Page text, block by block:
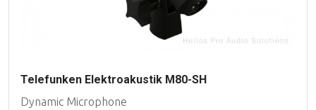
Telefunken Elektroakustik M80-SH
Dynamic Microphone